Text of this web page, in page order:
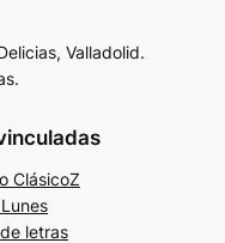
Valladolid.
ClásicoZ
letras